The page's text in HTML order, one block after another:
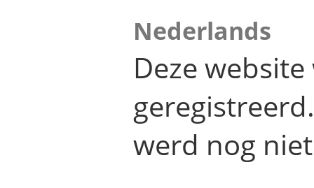
Nederlands
Deze
werd nog